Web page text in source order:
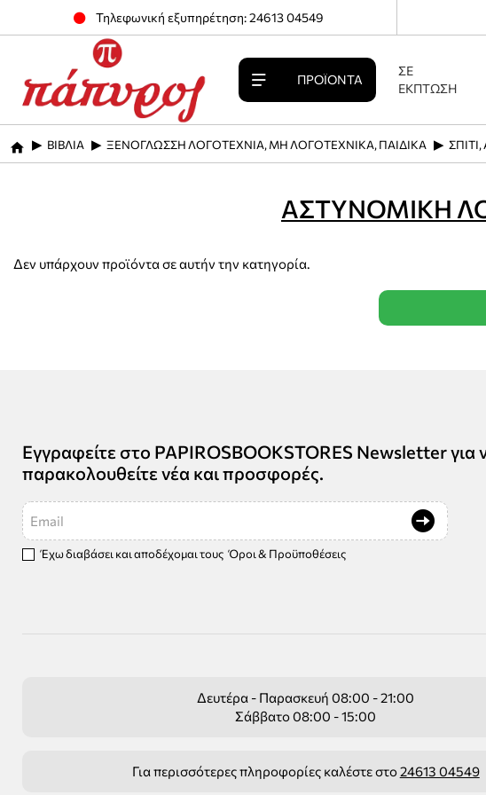
Τηλεφωνική εξυπηρέτηση: 24613 04549
ΠΡΟΪΌΝΤΑ
ΣΕ
ΈΚΠΤΩΣΗ
home
ΒΙΒΛΙΑ ΞΕΝΟΓΛΩΣΣΗ ΛΟΓΟΤΕΧΝΙΑ, ΜΗ ΛΟΓΟΤΕΧΝΙΚΑ, ΠΑΙΔΙΚΑ
ΑΣΤΥΝΟΜΙΚΗ
Δεν υπάρχουν προϊόντα σε αυτήν την κατηγορία.
Εγγραφείτε στο PAPIROSBOOKSTORES Newsletter για
παρακολουθείτε νέα και προσφορές.
Email
Έχω διαβάσει και αποδέχομαι τους Όροι & Προϋποθέσεις
Δευτέρα - Παρασκευή 08:00 - 21:00
Σάββατο 08:00 - 15:00
Για περισσότερες πληροφορίες καλέστε στο24613 04549